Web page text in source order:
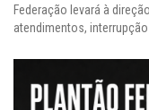
Federação levará à
atendimentos, interrupção